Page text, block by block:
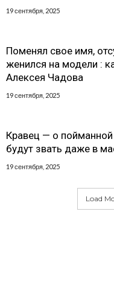
19 сентября, 2025
Поменял свое имя,
женился на модели :
Алексея Чадова
19 сентября, 2025
Кравец — о
будут звать даже в
19 сентября, 2025
Load